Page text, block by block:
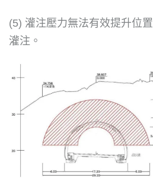
(5) 灌注壓力無法有效提升位
灌注。